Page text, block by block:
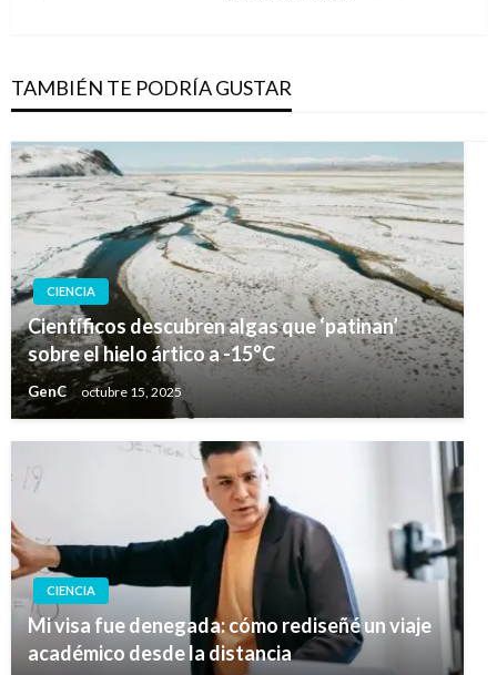
TAMBIÉN TE PODRÍA GUSTAR
CIENCIA
Científicos descubren algas que ‘patinan’
sobre el hielo ártico a -15°C
GenC octubre 15, 2025
CIENCIA
Mi visa fue denegada: cómo rediseñé un viaje
académico desde la distancia